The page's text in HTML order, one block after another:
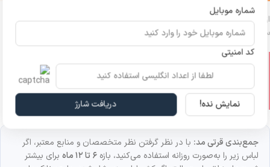
از سوی دیگر، وب‌سایت پزشکی
سلامت بازبینی می‌شود، توصیه می‌کند
در شرایط استفاده معمول،
بگیرید؛ زیرا حتی با شست‌وشوی منظم، ممکن است بخشی از
باکتری‌ها یا میکروارگانیسم‌ها در الیاف پارچه باقی بمانند، به‌ویژه
زمانی که لباس زیر با آب سرد شسته می‌شود.
جمع‌بندی قرتی مد: با در نظر گرفتن نظر متخصصان و منابع معتبر، اگر
لباس زیر را به‌صورت روزانه استفاده می‌کنید، بازه ۶ تا ۱۲ ماه
برای بیشتر
شماره موبایل
کد امنیتی
نمایش نده! دریافت شارژ